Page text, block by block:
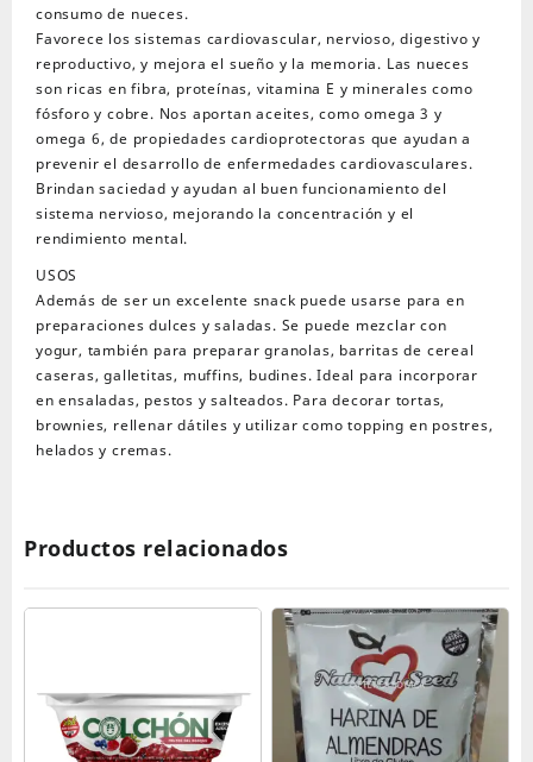
consumo de nueces.
Favorece los sistemas cardiovascular, nervioso, digestivo y
reproductivo, y mejora el sueño y la memoria. Las nueces
son ricas en fibra, proteínas, vitamina E y minerales como
fósforo y cobre. Nos aportan aceites, como omega 3 y
omega 6, de propiedades cardioprotectoras que ayudan a
prevenir el desarrollo de enfermedades cardiovasculares.
Brindan saciedad y ayudan al buen funcionamiento del
sistema nervioso, mejorando la concentración y el
rendimiento mental.
USOS
Además de ser un excelente snack puede usarse para en
preparaciones dulces y saladas. Se puede mezclar con
yogur, también para preparar granolas, barritas de cereal
caseras, galletitas, muffins, budines. Ideal para incorporar
en ensaladas, pestos y salteados. Para decorar tortas,
brownies, rellenar dátiles y utilizar como topping en postres,
helados y cremas.
Productos relacionados